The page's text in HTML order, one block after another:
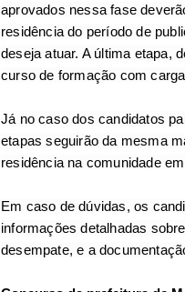
aprovados nessa fase
residência do período de
deseja atuar. A última etapa,
curso de formação com
Já no caso dos candidatos
etapas seguirão da mesma
residência na comunidade
Em caso de dúvidas, os
informações detalhadas
desempate, e a